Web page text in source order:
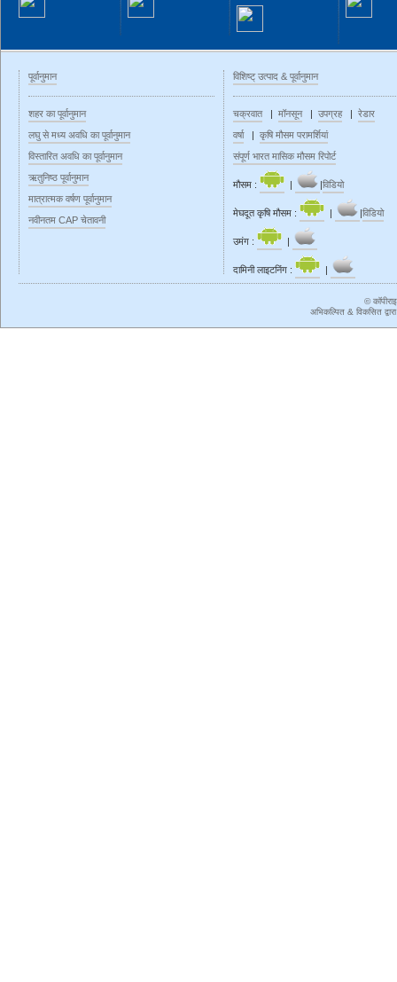
पूर्वानुमान
शहर का पूर्वानुमान
लघु से मध्य अवधि का पूर्वानुमान
विस्तारित अवधि का पूर्वानुमान
ऋतुनिष्ठ‍ पूर्वानुमान
मात्रात्मक वर्षण पूर्वानुमान
नवीनतम CAP चेतावनी
विशिष्ट् उत्पाद & पूर्वानुमान
चक्रवात| मॉनसून| उपग्रह| रेडार
वर्षा| कृषि मौसम परामर्शियां
संपूर्ण भारत मासिक मौसम रिपोर्ट
मौसम : | |विडियो
मेघदूत कृषि मौसम : | |विडियो
उमंग : |
दामिनी लाइटनिंग : |
©
अभिकल्पित & विकसित